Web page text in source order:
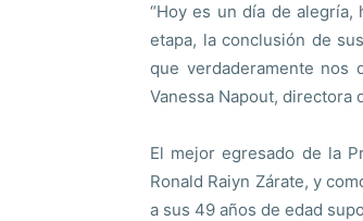
“Hoy es un día de
etapa, la conclusión de
que verdaderamente nos
Vanessa Napout, directora
El mejor egresado de la
Ronald Raiyn Zárate, y
a sus 49 años de edad